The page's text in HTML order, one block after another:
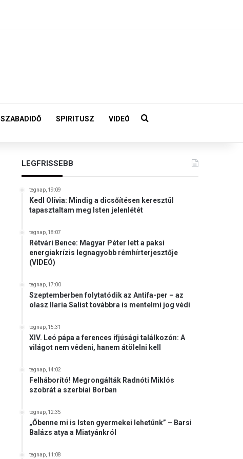
SZABADIDŐ SPIRITUSZ VIDEÓ Keresés:
LEGFRISSEBB
tegnap, 19:09
Kedl Olívia: Mindig a dicsőítésen keresztül
tapasztaltam meg Isten jelenlétét
tegnap, 18:07
Rétvári Bence: Magyar Péter lett a paksi
energiakrízis legnagyobb rémhírterjesztője
(VIDEÓ)
tegnap, 17:00
Szeptemberben folytatódik az Antifa-per – az
olasz Ilaria Salist továbbra is mentelmi jog védi
tegnap, 15:31
XIV. Leó pápa a ferences ifjúsági találkozón: A
világot nem védeni, hanem átölelni kell
tegnap, 14:02
Felháborító! Megrongálták Radnóti Miklós
szobrát a szerbiai Borban
tegnap, 12:35
„Őbenne mi is Isten gyermekei lehetünk” – Barsi
Balázs atya a Miatyánkról
tegnap, 11:08